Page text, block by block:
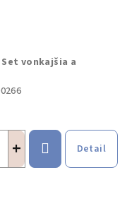
Set vonkajšia a
+ Detail